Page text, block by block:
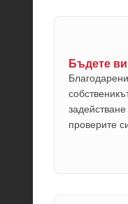
Бъдете
проверите